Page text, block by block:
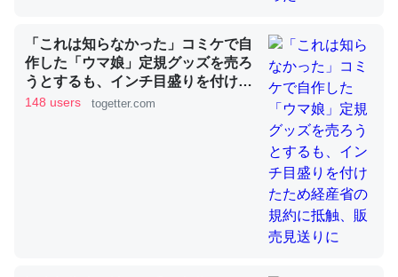
ウチもEchoを実家に置いて４年。でたまに覗いてる。ぼ
ちぼちRingも置こうかと画策中。あと、Googleマップで
位置情報を共有してる。電池残量や充電中かが分かるので
─たまにLINEするくらいだった遠方の父67歳と僕。ITツール導入で
コミュニケーションが劇的に変化した｜tayorini by LIFULL介護
「これは知らなかった」コミケで自
作した「ウマ娘」定規グッズを売ろ
うとするも、インチ目盛りを付けた
ため経産省の規約に抵触、販売見送
148 users togetter.com